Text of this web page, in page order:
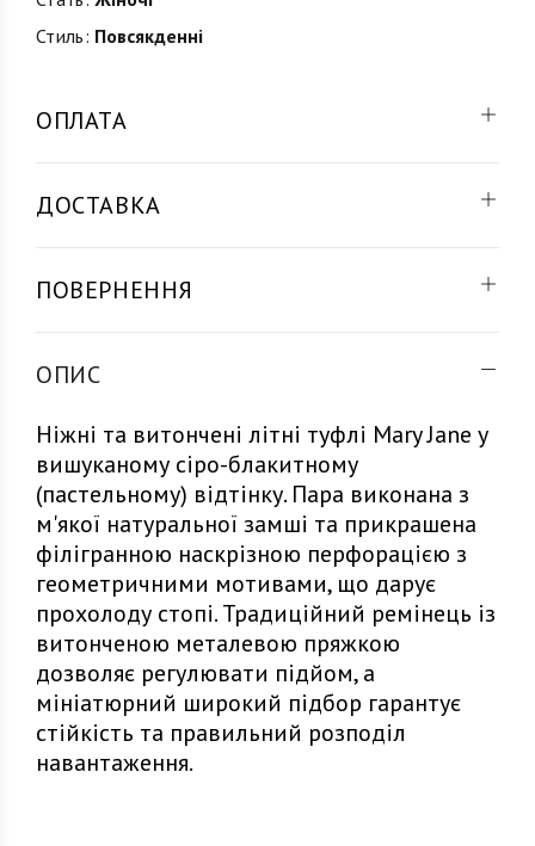
Стиль: Повсякденні
ОПЛАТА
ДОСТАВКА
ПОВЕРНЕННЯ
ОПИС
Ніжні та витончені літні туфлі Mary Jane у
вишуканому сіро-блакитному
(пастельному) відтінку. Пара виконана з
м'якої натуральної замші та прикрашена
філігранною наскрізною перфорацією з
геометричними мотивами, що дарує
прохолоду стопі. Традиційний ремінець із
витонченою металевою пряжкою
дозволяє регулювати підйом, а
мініатюрний широкий підбор гарантує
стійкість та правильний розподіл
навантаження.